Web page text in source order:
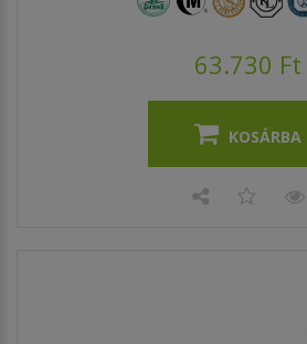
63.730 Ft
KOSÁRBA